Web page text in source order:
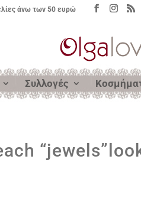
άνω των 50 ευρώ
Συλλογές